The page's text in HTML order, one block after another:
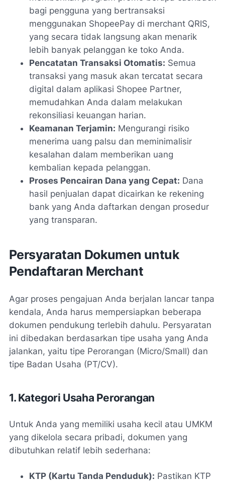
bagi pengguna yang bertransaksi
menggunakan ShopeePay di merchant QRIS,
yang secara tidak langsung akan menarik
lebih banyak pelanggan ke toko Anda.
Pencatatan Transaksi Otomatis: Semua
transaksi yang masuk akan tercatat secara
digital dalam aplikasi Shopee Partner,
memudahkan Anda dalam melakukan
rekonsiliasi keuangan harian.
Keamanan Terjamin: Mengurangi risiko
menerima uang palsu dan meminimalisir
kesalahan dalam memberikan uang
kembalian kepada pelanggan.
Proses Pencairan Dana yang Cepat: Dana
hasil penjualan dapat dicairkan ke rekening
bank yang Anda daftarkan dengan prosedur
yang transparan.
Persyaratan Dokumen untuk
Pendaftaran Merchant
Agar proses pengajuan Anda berjalan lancar tanpa
kendala, Anda harus mempersiapkan beberapa
dokumen pendukung terlebih dahulu. Persyaratan
ini dibedakan berdasarkan tipe usaha yang Anda
jalankan, yaitu tipe Perorangan (Micro/Small) dan
tipe Badan Usaha (PT/CV).
1. Kategori Usaha Perorangan
Untuk Anda yang memiliki usaha kecil atau UMKM
yang dikelola secara pribadi, dokumen yang
dibutuhkan relatif lebih sederhana:
KTP (Kartu Tanda Penduduk): Pastikan KTP